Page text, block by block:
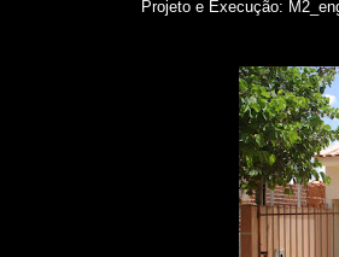
e Execução: